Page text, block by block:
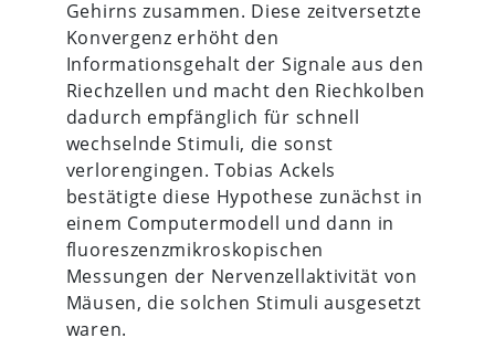
Gehirns zusammen. Diese zeitversetzte
Konvergenz erhöht den
Informationsgehalt der Signale aus den
Riechzellen und macht den Riechkolben
dadurch empfänglich für schnell
wechselnde Stimuli, die sonst
verlorengingen. Tobias Ackels
bestätigte diese Hypothese zunächst in
einem Computermodell und dann in
fluoreszenzmikroskopischen
Messungen der Nervenzellaktivität von
Mäusen, die solchen Stimuli ausgesetzt
waren.